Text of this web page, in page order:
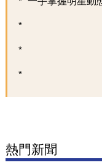
熱門新聞